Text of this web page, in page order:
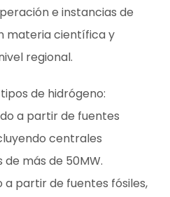
e instancias de
materia científica y
regional.
de hidrógeno:
a partir de fuentes
centrales
más de 50MW.
a partir de fuentes fósiles,